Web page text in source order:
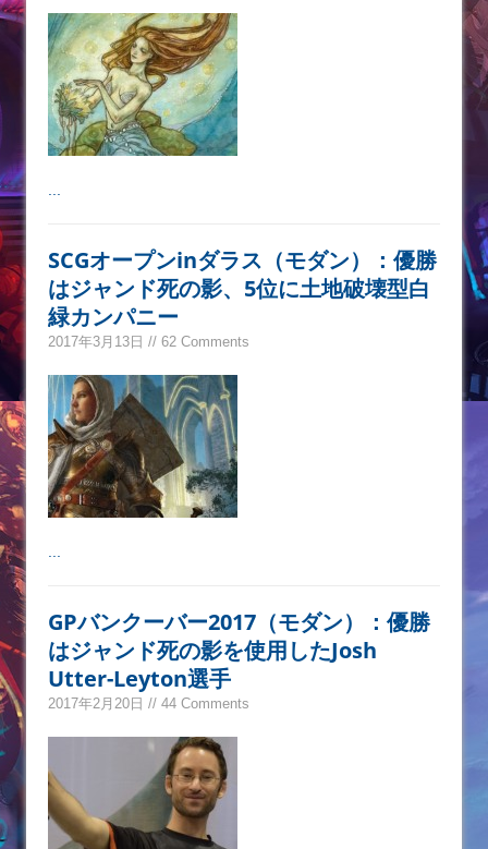
SCGオープンinダラス（モダン）：優勝
はジャンド死の影、5位に土地破壊型白
緑カンパニー
2017年3月13日 // 62 Comments
GPバンクーバー2017（モダン）：優勝
はジャンド死の影を使用したJosh
Utter-Leyton選手
2017年2月20日 // 44 Comments